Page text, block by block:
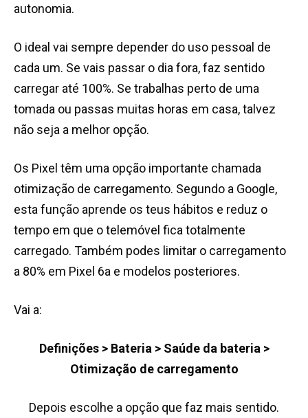
autonomia.
O ideal vai sempre depender do uso pessoal de
cada um. Se vais passar o dia fora, faz sentido
carregar até 100%. Se trabalhas perto de uma
tomada ou passas muitas horas em casa, talvez
não seja a melhor opção.
Os Pixel têm uma opção importante chamada
otimização de carregamento. Segundo a Google,
esta função aprende os teus hábitos e reduz o
tempo em que o telemóvel fica totalmente
carregado. Também podes limitar o carregamento
a 80% em Pixel 6a e modelos posteriores.
Vai a:
Definições > Bateria > Saúde da bateria >
Otimização de carregamento
Depois escolhe a opção que faz mais sentido.